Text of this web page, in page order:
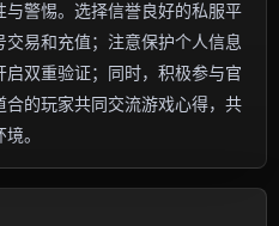
警惕。选择信誉良好的私服平
易和充值；注意保护个人信息
双重验证；同时，积极参与官
的玩家共同交流游戏心得，共
。